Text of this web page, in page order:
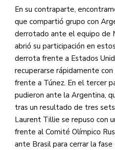
En su contraparte,
que compartió grupo con
derrotado ante el equipo de
abrió su participación en
derrota frente a Estados
recuperarse rápidamente
frente a Túnez. En el tercer
pudieron ante la Argentina,
tras un resultado de tres
Laurent Tillie se repuso con
frente al Comité Olímpico
ante Brasil para cerrar la